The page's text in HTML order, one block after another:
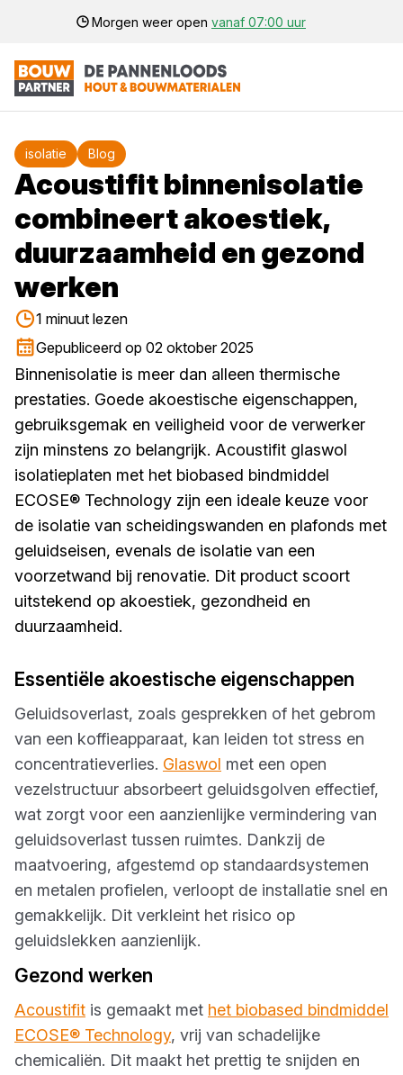
Morgen weer open vanaf 07:00 uur
isolatie Blog
Acoustifit binnenisolatie
combineert akoestiek,
duurzaamheid en gezond
werken
1 minuut lezen
Gepubliceerd op 02 oktober 2025
Binnenisolatie is meer dan alleen thermische
prestaties. Goede akoestische eigenschappen,
gebruiksgemak en veiligheid voor de verwerker
zijn minstens zo belangrijk. Acoustifit glaswol
isolatieplaten met het biobased bindmiddel
ECOSE® Technology zijn een ideale keuze voor
de isolatie van scheidingswanden en plafonds met
geluidseisen, evenals de isolatie van een
voorzetwand bij renovatie. Dit product scoort
uitstekend op akoestiek, gezondheid en
duurzaamheid.
Essentiële akoestische eigenschappen
Geluidsoverlast, zoals gesprekken of het gebrom
van een koffieapparaat, kan leiden tot stress en
concentratieverlies. Glaswol met een open
vezelstructuur absorbeert geluidsgolven effectief,
wat zorgt voor een aanzienlijke vermindering van
geluidsoverlast tussen ruimtes. Dankzij de
maatvoering, afgestemd op standaardsystemen
en metalen profielen, verloopt de installatie snel en
gemakkelijk. Dit verkleint het risico op
geluidslekken aanzienlijk.
Gezond werken
Acoustifit is gemaakt met het biobased bindmiddel
ECOSE® Technology, vrij van schadelijke
chemicaliën. Dit maakt het prettig te snijden en